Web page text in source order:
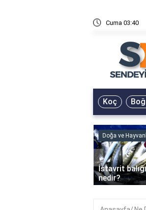
Cuma 03:40
Koç
Doğa ve
İstavrit
nedir?
‹